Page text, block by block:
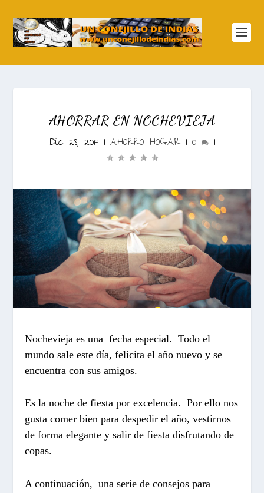
AHORRAR EN NOCHEVIEJA
Dic 28, 2017| AHORRO HOGAR| 0 |
Nochevieja es una fecha especial. Todo el
mundo sale este día, felicita el año nuevo y se
encuentra con sus amigos.
Es la noche de fiesta por excelencia. Por ello nos
gusta comer bien para despedir el año, vestirnos
de forma elegante y salir de fiesta disfrutando de
copas.
A continuación, una serie de consejos para